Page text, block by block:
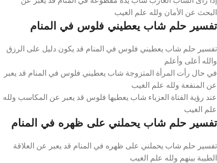
البحث عن الأمان ولله علم الغيب
تفسير حلم شاب يعطيني فلوس في المنام
تفسير حلم شاب يعطيني فلوس في المنام قد يكون دليل على الرزق
والله أعلى وأعلم
في حال رأت المرأة المتزوجة شاب يعطيني فلوس في المنام قد يعبر
عن المنفعة ولله علم الغيب
عند رؤية الفتاة العزباء شاب يعطيها فلوس قد يعبر عن المكاسب ولله
علم الغيب
تفسير حلم شاب يحملني على ظهره في المنام
تفسير حلم شاب يحملني على ظهره في المنام قد يعبر عن العلاقة
الطيبة بينهم ولله علم الغيب